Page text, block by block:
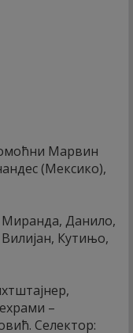
Марвин
(Мексико),
Миранда, Данило,
Кутињо,
–
Селектор: